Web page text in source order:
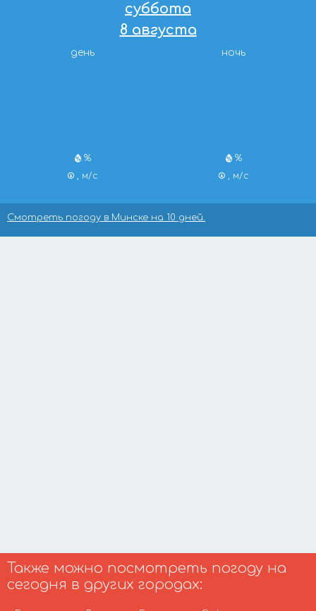
суббота
8 августа
день
%
, м/с
ночь
%
, м/с
Смотреть погоду в Минске на 10 дней.
Также можно посмотреть погоду на
сегодня в других городах: